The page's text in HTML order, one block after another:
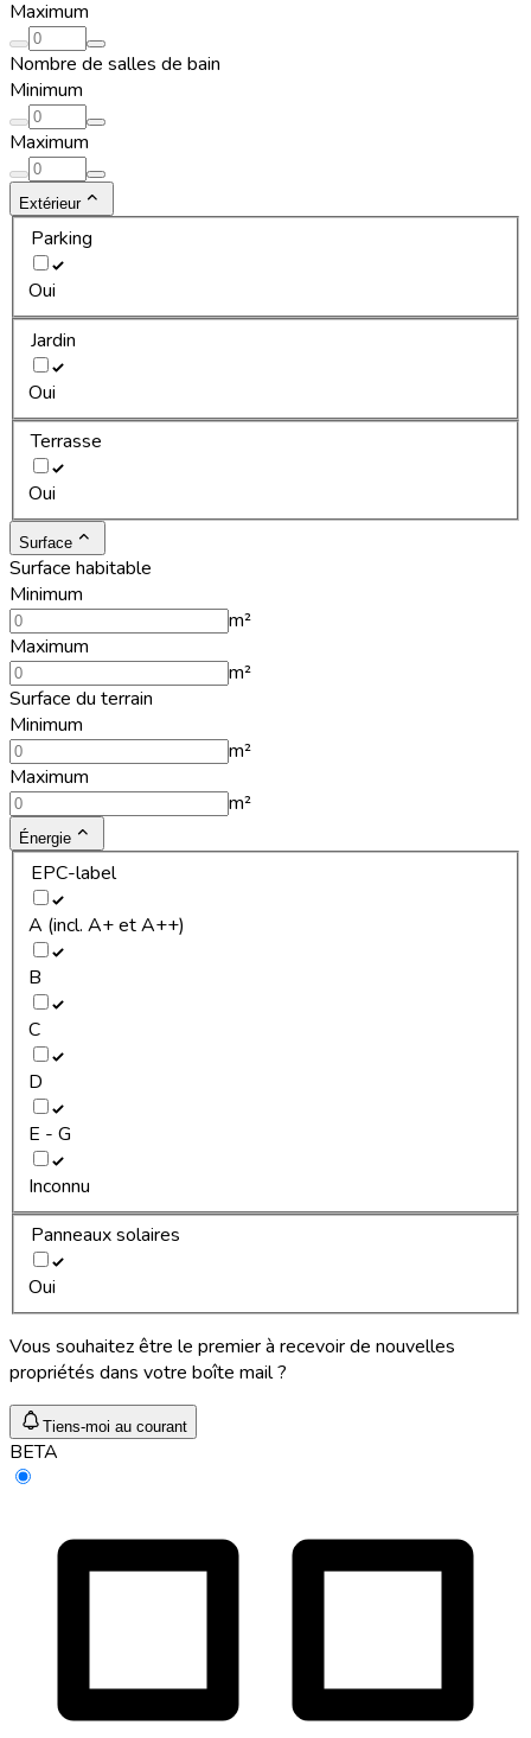
Maximum
Nombre de salles de bain
Minimum
Maximum
Extérieur
Parking
Oui
Jardin
Oui
Terrasse
Oui
Surface
Surface habitable
Minimum
m²
Maximum
m²
Surface du terrain
Minimum
m²
Maximum
m²
Énergie
EPC-label
A (incl. A+ et A++)
B
C
D
E - G
Inconnu
Panneaux solaires
Oui
Vous souhaitez être le premier à recevoir de nouvelles
propriétés dans votre boîte mail ?
Tiens-moi au courant
BETA